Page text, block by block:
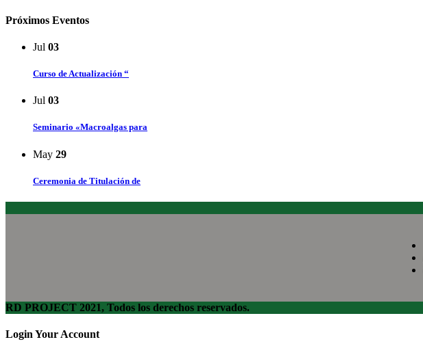
Próximos Eventos
Jul 03
Curso de Actualización “
Jul 03
Seminario «Macroalgas para
May 29
Ceremonia de Titulación de
RD PROJECT 2021, Todos los derechos reservados.
Login Your Account